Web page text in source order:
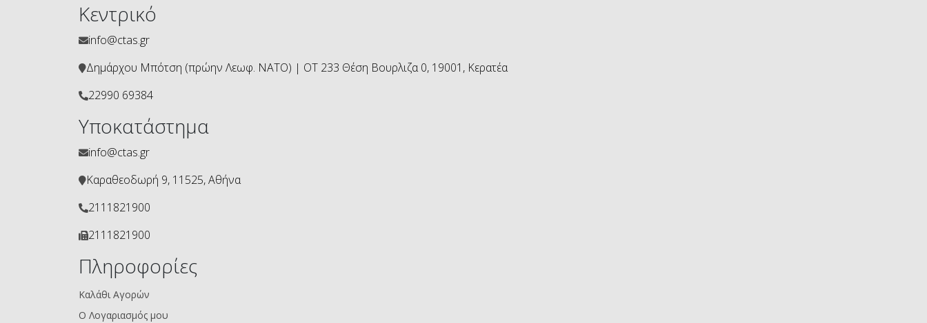
Κεντρικό
info@ctas.gr
Δημάρχου Μπότση (πρώην Λεωφ. ΝΑΤΟ) | ΟΤ 233 Θέση Βουρλιζα 0, 19001, Κερατέα
22990 69384
Υποκατάστημα
info@ctas.gr
Καραθεοδωρή 9, 11525, Αθήνα
2111821900
2111821900
Πληροφορίες
Καλάθι Αγορών
Ο Λογαριασμός μου